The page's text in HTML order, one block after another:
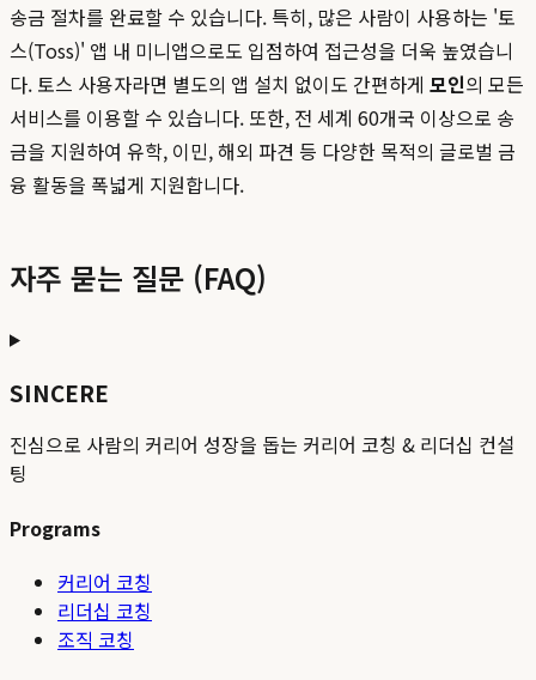
송금 절차를 완료할 수 있습니다. 특히, 많은 사람이 사용하는 '토
스(Toss)' 앱 내 미니앱으로도 입점하여 접근성을 더욱 높였습니
다. 토스 사용자라면 별도의 앱 설치 없이도 간편하게 모인의 모든
서비스를 이용할 수 있습니다. 또한, 전 세계 60개국 이상으로 송
금을 지원하여 유학, 이민, 해외 파견 등 다양한 목적의 글로벌 금
융 활동을 폭넓게 지원합니다.
자주 묻는 질문 (FAQ)
SINCERE
진심으로 사람의 커리어 성장을 돕는 커리어 코칭 & 리더십 컨설
팅
Programs
커리어 코칭
리더십 코칭
조직 코칭